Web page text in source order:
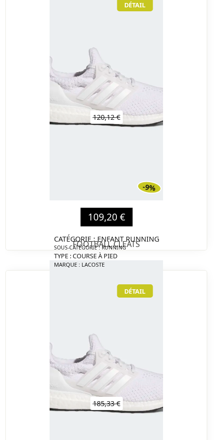
DÉTAIL
120,12 €
109,20 €
CATÉGORIE : ENFANT RUNNING
SOUS-CATÉGORIE : RUNNING
TYPE : COURSE À PIED
MARQUE : LACOSTE
-9%
DÉTAIL
FOOTBALL CLEATS
185,33 €